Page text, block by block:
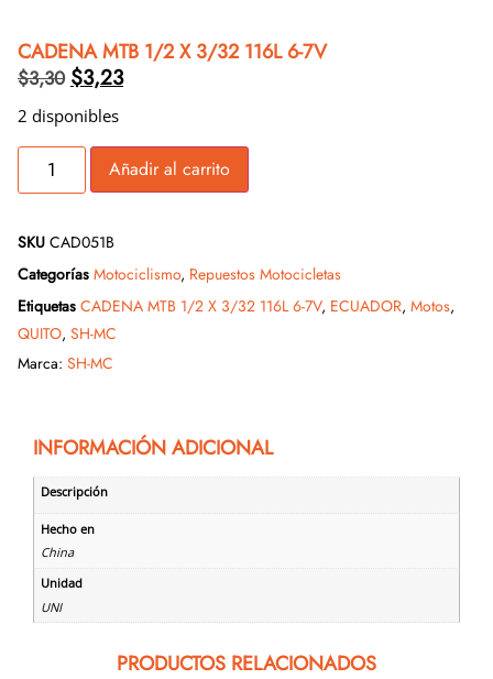
CADENA MTB 1/2 X 3/32 116L 6-7V
$3,30 $3,23
2 disponibles
Añadir al carrito
SKU CAD051B
Categorías Motociclismo, Repuestos Motocicletas
Etiquetas CADENA MTB 1/2 X 3/32 116L 6-7V, ECUADOR, Motos,
QUITO, SH-MC
Marca: SH-MC
INFORMACIÓN ADICIONAL
Descripción
Hecho en
China
Unidad
UNI
PRODUCTOS RELACIONADOS